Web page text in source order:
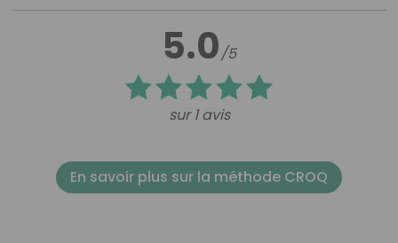
5.0/5
sur 1 avis
En savoir plus sur la méthode CROQ